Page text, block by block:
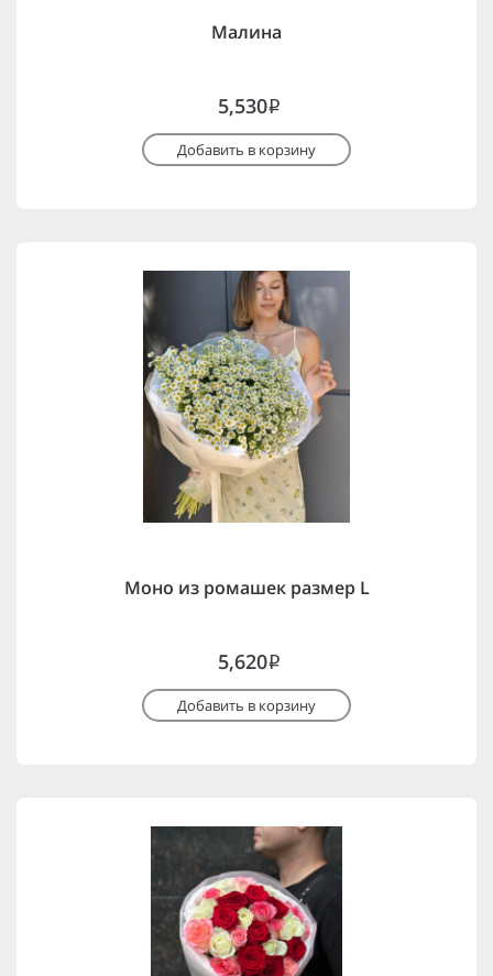
Малина
5,530i
Добавить в корзину
Моно из ромашек размер L
5,620i
Добавить в корзину